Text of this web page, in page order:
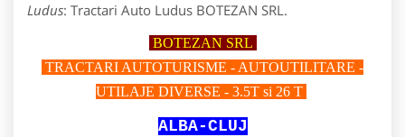
Ludus: Tractari Auto Ludus BOTEZAN SRL.
BOTEZAN SRL
TRACTARI AUTOTURISME - AUTOUTILITARE -
UTILAJE DIVERSE - 3.5T si 26 T
ALBA-CLUJ